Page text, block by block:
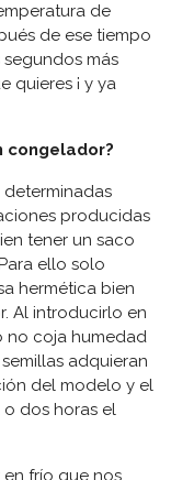
de
de ese tiempo
más
quieres ¡ y ya
congelador?
determinadas
producidas
tener un saco
ello solo
hermética bien
Al introducirlo en
no coja humedad
adquieran
del modelo y el
dos horas el
en frío que nos